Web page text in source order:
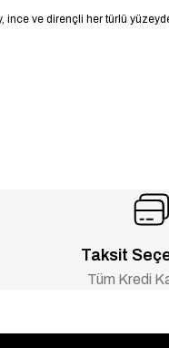
ince ve dirençli her türlü
Taksit
Tüm Kredi